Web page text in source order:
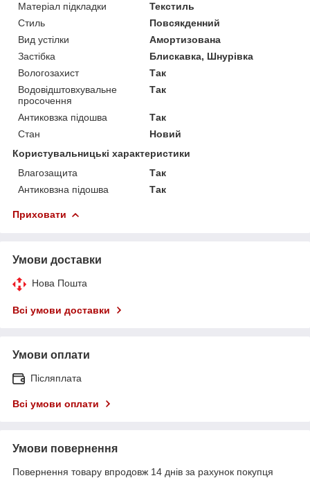
Матеріал підкладки
Текстиль
Стиль
Повсякденний
Вид устілки
Амортизована
Застібка
Блискавка, Шнурівка
Вологозахист
Так
Водовідштовхувальне
просочення
Так
Антиковзка підошва
Так
Стан
Новий
Користувальницькі характеристики
Влагозащита
Так
Антиковзна підошва
Так
Приховати
Умови доставки
Нова Пошта
Всі умови доставки
Умови оплати
Післяплата
Всі умови оплати
Умови повернення
Повернення товару впродовж 14 днів за рахунок покупця